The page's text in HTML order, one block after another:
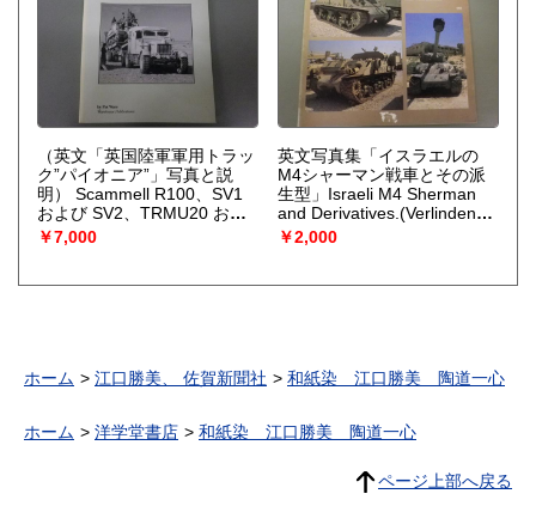
（英文「英国陸軍軍用トラッ
ク”パイオニア”」写真と説
明） Scammell R100、SV1
および SV2、TRMU20 およ
び TRMU30Pioneer:
Scammell R100, SV1 and
in British Army Service.
￥7,000
英文写真集「イスラエルの
M4シャーマン戦車とその派
生型」Israeli M4 Sherman
and Derivatives.(Verlinden
Publication/WARMACHINES;
Military Photo File No.4)
￥2,000
ホーム 江口勝美、 佐賀新聞社 和紙染 江口勝美 陶道一心
ホーム 洋学堂書店 和紙染 江口勝美 陶道一心
ページ上部へ戻る